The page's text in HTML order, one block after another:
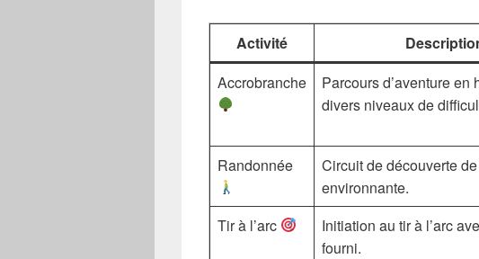
Activité
Accrobranche
Parcours d’aventure en
divers niveaux de
Randonnée
Circuit de découverte
environnante.
Tir à l’arc
Initiation au tir à l’arc
fourni.